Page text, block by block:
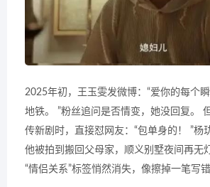
2025年初，王玉雯发微博：“爱你的每个
地铁。 ”粉丝追问是否情变，她没回复。
传新剧时，直接怼网友：“包单身的！ ”杨
他被拍到搬回父母家，顺义别墅夜间再无
“情侣关系”标签悄然消失，像擦掉一笔写错